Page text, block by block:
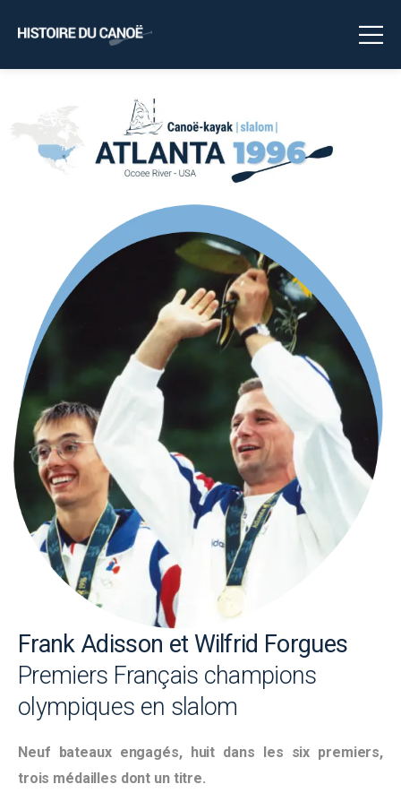
Frank Adisson et Wilfrid Forgues
Premiers Français champions
olympiques en slalom
Neuf bateaux engagés, huit dans les six premiers,
trois médailles dont un titre.